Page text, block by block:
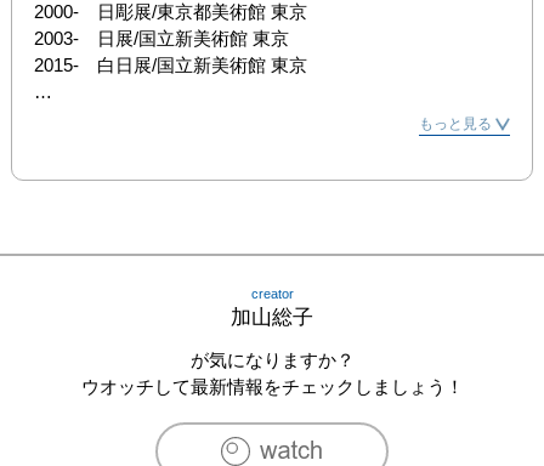
2000-　日彫展/東京都美術館 東京
2003-　日展/国立新美術館 東京
2015-　白日展/国立新美術館 東京
もっと見る
creator
加山総子
が気になりますか？
ウオッチして最新情報をチェックしましょう！